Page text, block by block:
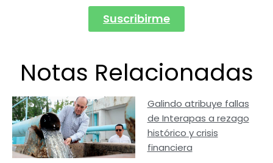
Suscribirme
Notas Relacionadas
Galindo atribuye fallas
de Interapas a rezago
histórico y crisis
financiera